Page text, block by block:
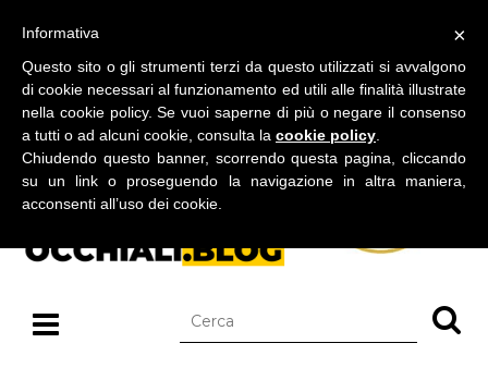
BLOG SU OCCHIALI DA SOLE E OCCHIALI DA VISTA
×
Informativa
Questo sito o gli strumenti terzi da questo utilizzati si avvalgono
di cookie necessari al funzionamento ed utili alle finalità illustrate
nella cookie policy. Se vuoi saperne di più o negare il consenso
a tutti o ad alcuni cookie, consulta la cookie policy
Chiudendo questo banner, scorrendo questa pagina, cliccando
su un link o proseguendo la navigazione in altra maniera,
acconsenti all’uso dei cookie.